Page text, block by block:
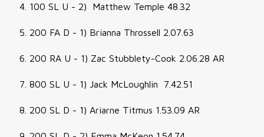
100 SL U - 2) Matthew Temple 48.32
200 FA D - 1) Brianna Throssell 2.07.63
200 RA U - 1) Zac Stubblety-Cook 2.06.28 AR
800 SL U - 1) Jack McLoughlin 7.42.51
200 SL D - 1) Ariarne Titmus 1.53.09 AR